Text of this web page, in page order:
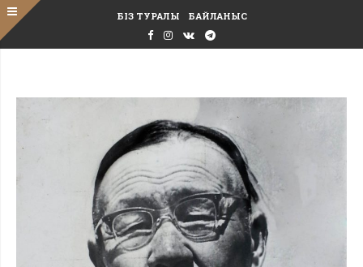
БІЗ ТУРАЛЫ БАЙЛАНЫС